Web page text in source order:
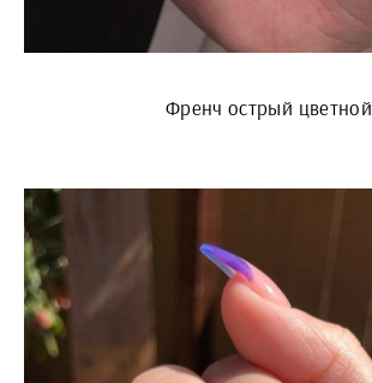
Френч острый цветной